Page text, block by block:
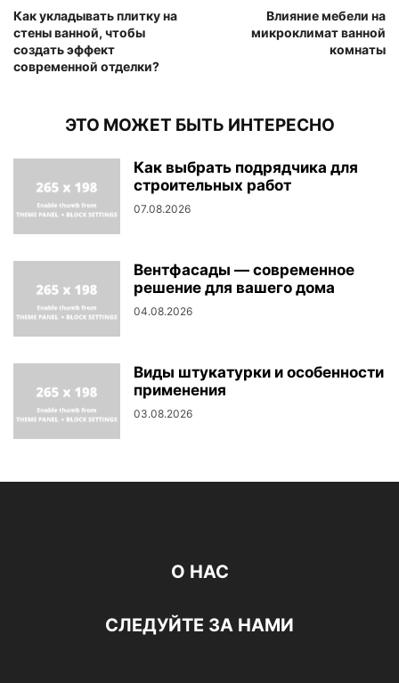
Как укладывать плитку на
стены ванной, чтобы
создать эффект
современной отделки?
Влияние мебели на
микроклимат ванной
комнаты
ЭТО МОЖЕТ БЫТЬ ИНТЕРЕСНО
Как выбрать подрядчика для
строительных работ
07.08.2026
Вентфасады — современное
решение для вашего дома
04.08.2026
Виды штукатурки и особенности
применения
03.08.2026
О НАС
СЛЕДУЙТЕ ЗА НАМИ